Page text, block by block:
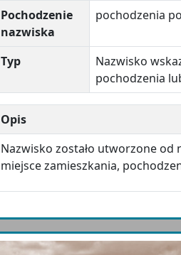
Pochodzenie
nazwiska
pochodzenia
Typ
Nazwisko
pochodzenia
Opis
Nazwisko zostało utworzone od
miejsce zamieszkania,